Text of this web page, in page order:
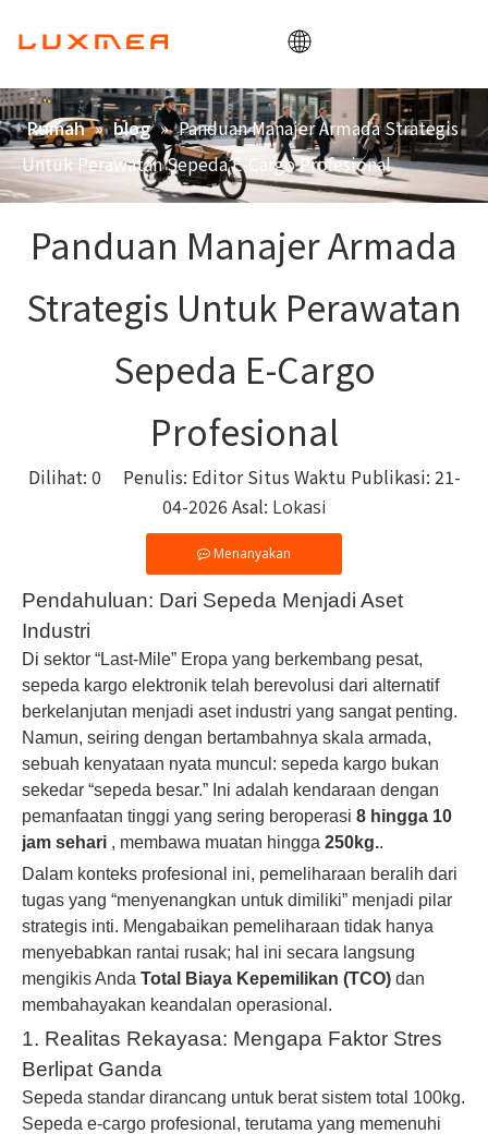
Rumah
Perusahaan
sepeda kargo
Kegunaan
blog
Rumah » blog » Panduan Manajer Armada Strategis
Untuk Perawatan Sepeda E-Cargo Profesional
Panduan Manajer Armada
Strategis Untuk Perawatan
Sepeda E-Cargo
Profesional
Dilihat: 0 Penulis: Editor Situs Waktu Publikasi: 21-
04-2026 Asal: Lokasi
Menanyakan
Pendahuluan: Dari Sepeda Menjadi Aset
Industri
Di sektor “Last-Mile” Eropa yang berkembang pesat,
sepeda kargo elektronik telah berevolusi dari alternatif
berkelanjutan menjadi aset industri yang sangat penting.
Namun, seiring dengan bertambahnya skala armada,
sebuah kenyataan nyata muncul: sepeda kargo bukan
sekedar “sepeda besar.” Ini adalah kendaraan dengan
pemanfaatan tinggi yang sering beroperasi 8 hingga 10
jam sehari , membawa muatan hingga 250kg..
Dalam konteks profesional ini, pemeliharaan beralih dari
tugas yang “menyenangkan untuk dimiliki” menjadi pilar
strategis inti. Mengabaikan pemeliharaan tidak hanya
menyebabkan rantai rusak; hal ini secara langsung
mengikis Anda Total Biaya Kepemilikan (TCO) dan
membahayakan keandalan operasional.
1. Realitas Rekayasa: Mengapa Faktor Stres
Berlipat Ganda
Sepeda standar dirancang untuk berat sistem total 100kg.
Sepeda e-cargo profesional, terutama yang memenuhi